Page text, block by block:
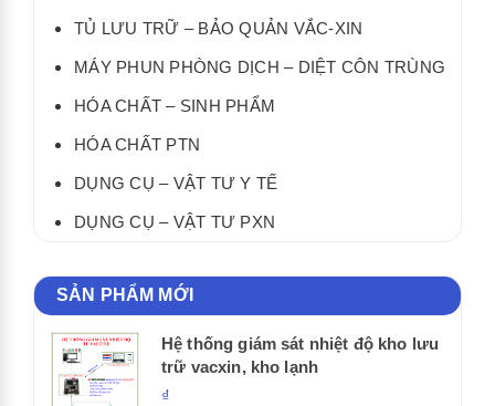
TỦ LƯU TRỮ – BẢO QUẢN VẮC-XIN
MÁY PHUN PHÒNG DỊCH – DIỆT CÔN TRÙNG
HÓA CHẤT – SINH PHẨM
HÓA CHẤT PTN
DỤNG CỤ – VẬT TƯ Y TẾ
DỤNG CỤ – VẬT TƯ PXN
SẢN PHẨM MỚI
Hệ thống giám sát nhiệt độ kho lưu
trữ vacxin, kho lạnh
₫